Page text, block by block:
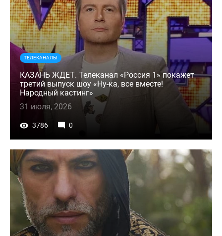
ТЕЛЕКАНАЛЫ
КАЗАНЬ ЖДЕТ. Телеканал «Россия 1» покажет
третий выпуск шоу «Ну-ка, все вместе!
Народный кастинг»
31 июля, 2026
3786 0